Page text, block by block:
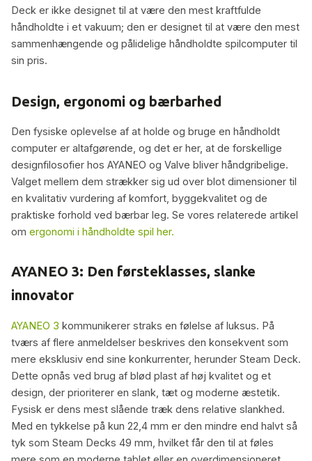
Deck er ikke designet til at være den mest kraftfulde
håndholdte i et vakuum; den er designet til at være den mest
sammenhængende og pålidelige håndholdte spilcomputer til
sin pris.
Design, ergonomi og bærbarhed
Den fysiske oplevelse af at holde og bruge en håndholdt
computer er altafgørende, og det er her, at de forskellige
designfilosofier hos AYANEO og Valve bliver håndgribelige.
Valget mellem dem strækker sig ud over blot dimensioner til
en kvalitativ vurdering af komfort, byggekvalitet og de
praktiske forhold ved bærbar leg. Se vores relaterede artikel
om ergonomi i håndholdte spil her.
AYANEO 3: Den førsteklasses, slanke
innovator
AYANEO 3 kommunikerer straks en følelse af luksus. På
tværs af flere anmeldelser beskrives den konsekvent som
mere eksklusiv end sine konkurrenter, herunder Steam Deck.
Dette opnås ved brug af blød plast af høj kvalitet og et
design, der prioriterer en slank, tæt og moderne æstetik.
Fysisk er dens mest slående træk dens relative slankhed.
Med en tykkelse på kun 22,4 mm er den mindre end halvt så
tyk som Steam Decks 49 mm, hvilket får den til at føles